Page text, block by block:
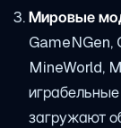
Мировые
GameNGen,
MineWorld,
загружают